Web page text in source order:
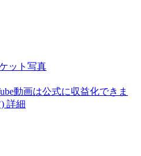
動画は公式に収益化できま
詳細